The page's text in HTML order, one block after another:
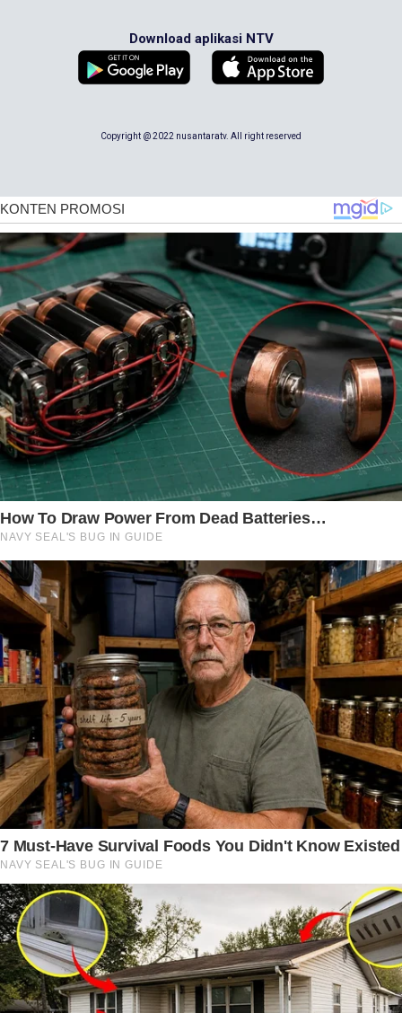
Download aplikasi NTV
Copyright @ 2022 nusantaratv. All right reserved